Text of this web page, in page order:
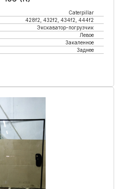
Caterpillar
428f2, 432f2, 434f2, 444f2
Экскаватор-погрузчик
Левое
Закаленное
Заднее